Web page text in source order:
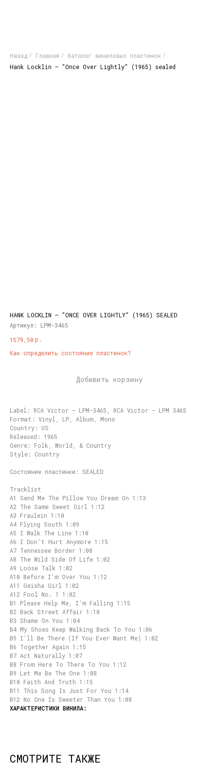
Назад / Главная / Каталог виниловых пластинок /
Hank Locklin ‎– "Once Over Lightly" (1965) sealed
HANK LOCKLIN ‎– "ONCE OVER LIGHTLY" (1965) SEALED
Артикул: LPM-3465
1579,50 р.
Как определить состояние пластинок?
Добавить корзину
Label: RCA Victor ‎– LPM-3465, RCA Victor ‎– LPM 3465
Format: Vinyl, LP, Album, Mono
Country: US
Released: 1965
Genre: Folk, World, & Country
Style: Country
Состояние пластинки: SEALED
Tracklist
A1 Send Me The Pillow You Dream On 1:13
A2 The Same Sweet Girl 1:12
A3 Fraulein 1:10
A4 Flying South 1:09
A5 I Walk The Line 1:10
A6 I Don't Hurt Anymore 1:15
A7 Tennessee Border 1:00
A8 The Wild Side Of Life 1:02
A9 Loose Talk 1:02
A10 Before I'm Over You 1:12
A11 Geisha Girl 1:02
A12 Fool No. 1 1:02
B1 Please Help Me, I'm Falling 1:15
B2 Back Street Affair 1:10
B3 Shame On You 1:04
B4 My Shoes Keep Walking Back To You 1:06
B5 I'll Be There (If You Ever Want Me) 1:02
B6 Together Again 1:15
B7 Act Naturally 1:07
B8 From Here To There To You 1:12
B9 Let Me Be The One 1:08
B10 Faith And Truth 1:15
B11 This Song Is Just For You 1:14
B12 No One Is Sweeter Than You 1:08
СМОТРИТЕ ТАКЖЕ